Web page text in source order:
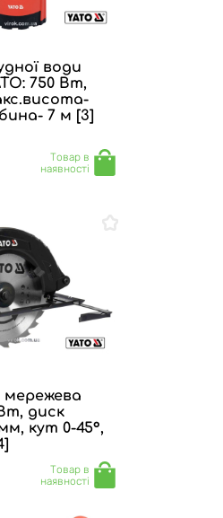
води
750 Вт,
7 м [3]
Товар в
наявності
мережева
диск
кут 0-45°,
Товар в
наявності